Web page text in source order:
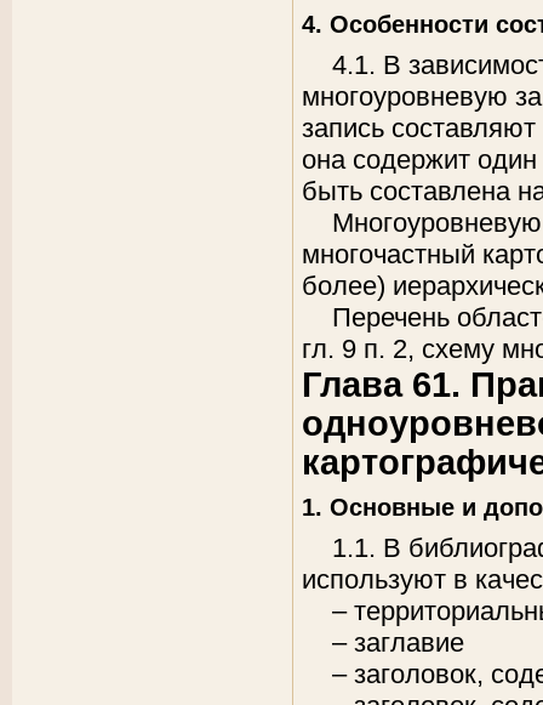
4. Особенности
4.1. В
многоуровневую
запись
она содержит
быть составлена
многочастный
более)
Перечень
гл. 9 п. 2, схему
Глава 61.
1. Основные и
1.1. В
используют в
–
– заглавие
– заголовок,